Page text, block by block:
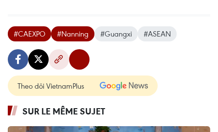
#CAEXPO #Nanning #Guangxi #ASEAN
Theo dõi VietnamPlus
SUR LE MÊME SUJET